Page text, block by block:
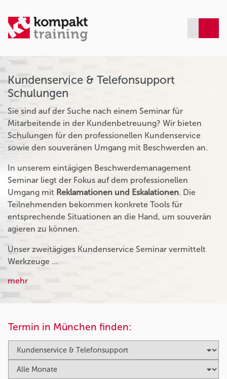
Kundenservice & Telefonsupport
Schulungen
Sie sind auf der Suche nach einem Seminar für
Mitarbeitende in der Kundenbetreuung? Wir bieten
Schulungen für den professionellen Kundenservice
sowie den souveränen Umgang mit Beschwerden an.
In unserem eintägigen Beschwerdemanagement
Seminar liegt der Fokus auf dem professionellen
Umgang mit Reklamationen und Eskalationen. Die
Teilnehmenden bekommen konkrete Tools für
entsprechende Situationen an die Hand, um souverän
agieren zu können.
Unser zweitägiges Kundenservice Seminar vermittelt
Werkzeuge …
mehr
Termin in München finden: